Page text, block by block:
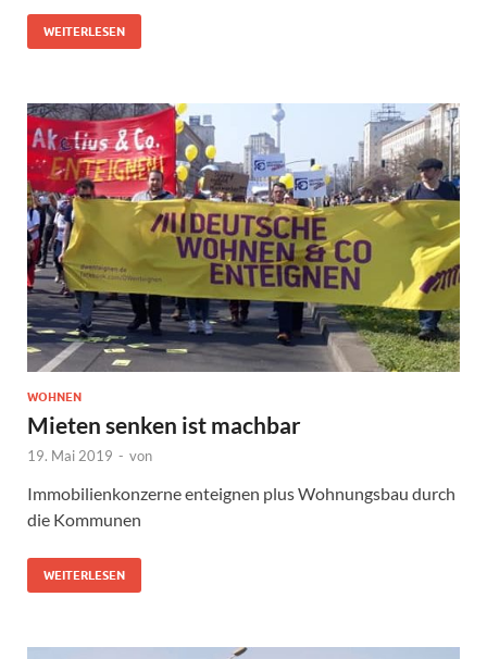
WEITERLESEN
WOHNEN
Mieten senken ist machbar
19. Mai 2019 - von
Immobilienkonzerne enteignen plus Wohnungsbau durch
die Kommunen
WEITERLESEN